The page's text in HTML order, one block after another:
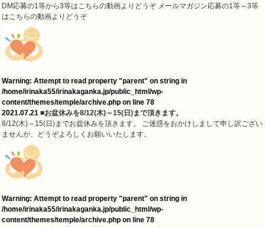
DM応募の1等から3等はこちらの動画よりどうぞ メールマガジン応募の1等～3等
はこちらの動画よりどうぞ
Warning: Attempt to read property "parent" on string in
/home/irinaka55/irinakaganka.jp/public_html/wp-
content/themes/temple/archive.php on line 78
2021.07.21 ■お盆休みを8/12(木)～15(日)まで頂きます。
8/12(木)～15(日)までお盆休みを頂きます。 ご迷惑をおかけしまして申し訳ござい
ませんが、どうぞよろしくお願いいたします。
Warning: Attempt to read property "parent" on string in
/home/irinaka55/irinakaganka.jp/public_html/wp-
content/themes/temple/archive.php on line 78